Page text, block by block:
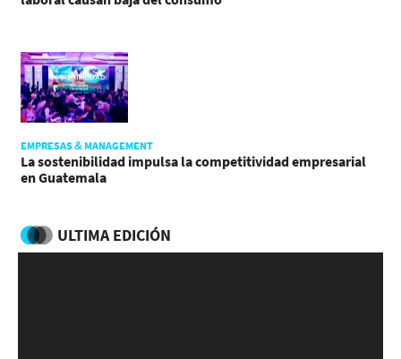
EMPRESAS & MANAGEMENT
La sostenibilidad impulsa la competitividad empresarial
en Guatemala
ULTIMA EDICIÓN